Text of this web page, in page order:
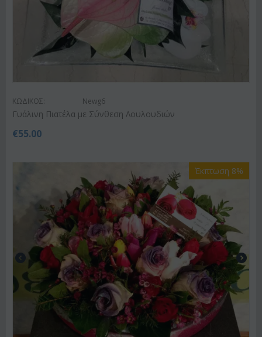
ΚΩΔΙΚΟΣ: Newg6
Γυάλινη Πιατέλα με Σύνθεση Λουλουδιών
€55.00
Έκπτωση 8%